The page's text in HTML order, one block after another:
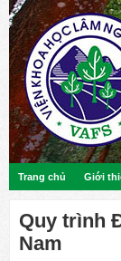
Trang chủ Giới
Quy trình
Nam